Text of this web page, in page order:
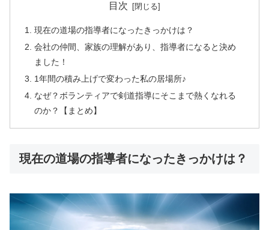
目次
現在の道場の指導者になったきっかけは？
会社の仲間、家族の理解があり、指導者になると決め
ました！
1年間の積み上げで変わった私の居場所♪
なぜ？ボランティアで剣道指導にそこまで熱くなれる
のか？【まとめ】
現在の道場の指導者になったきっかけは？